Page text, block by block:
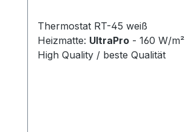
Thermostat RT-45 weiß
Heizmatte: UltraPro - 160 W/m²
High Quality / beste Qualität